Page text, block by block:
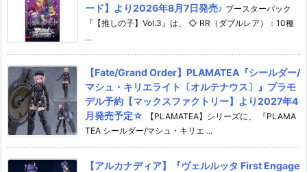
ード】より2026年8月7日発売♪ ブースターパック
『【推しの子】Vol.3』は、 ◇ RR（ダブルレア）：10種
...
【Fate/Grand Order】PLAMATEA『シールダー/
マシュ・キリエライト〔オルテナウス〕』プラモ
デル予約【マックスファクトリー】より2027年4
月発売予定☆
【PLAMATEA】シリーズに、 『PLAMA
TEA シールダー/マシュ・キリエ ...
【アルカナディア】『ヴェルルッタ First Engage